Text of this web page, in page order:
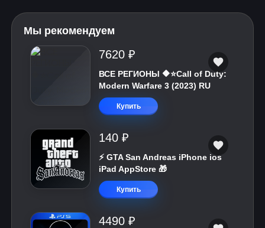
Мы рекомендуем
7620 ₽
ВСЕ РЕГИОНЫ 🔶⭐Call of Duty:
Modern Warfare 3 (2023) RU
Купить
140 ₽
⚡️ GTA San Andreas iPhone ios
iPad AppStore 🎁
Купить
4490 ₽